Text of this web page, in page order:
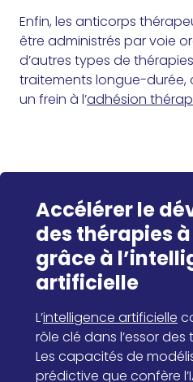
Enfin, les anticorps
être administrés par voie
d’autres types de
traitements longue-durée,
un frein à l’adhésion
Accélérer le
des thérapies
grâce à
artificielle
L’intelligence artificielle
rôle clé dans l’essor
Les capacités de
prédictive que confère